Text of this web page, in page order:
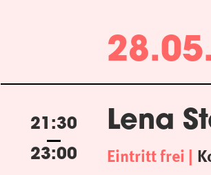
21:30
23:00
Lena
Eintritt frei